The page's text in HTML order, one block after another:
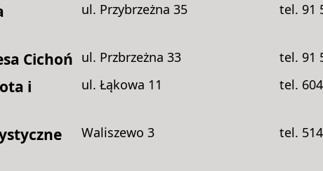
ul. Przybrzeżna 35 tel. 91
Cichoń ul. Przbrzeżna 33 tel. 91
i
ul. Łąkowa 11 tel.
Waliszewo 3 tel.